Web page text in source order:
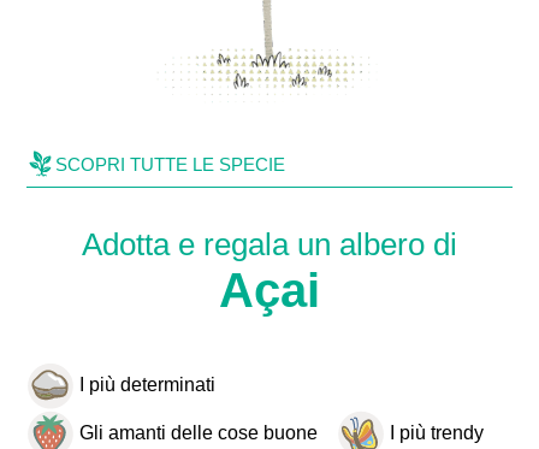
SCOPRI TUTTE LE SPECIE
Adotta e regala un albero di
Açai
I più determinati
Gli amanti delle cose buone I più trendy